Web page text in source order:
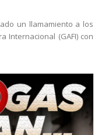
un llamamiento a los
Internacional (GAFI) con